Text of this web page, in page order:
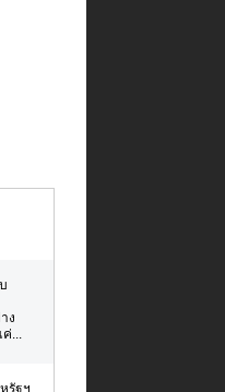
ง
...
รัฐฯ